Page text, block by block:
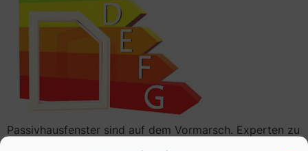
Passivhausfenster sind auf dem Vormarsch. Experten zu